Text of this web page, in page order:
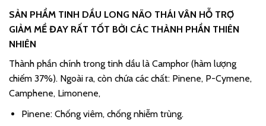
SẢN PHẨM TINH DẦU LONG NÃO THÁI VÂN HỖ TRỢ
GIẢM MỀ ĐAY RẤT TỐT BỞI CÁC THÀNH PHẦN THIÊN
NHIÊN
Thành phần chính trong tinh dầu là Camphor (hàm lượng
chiếm 37%). Ngoài ra, còn chứa các chất: Pinene, P-Cymene,
Camphene, Limonene,
Pinene: Chống viêm, chống nhiễm trùng.